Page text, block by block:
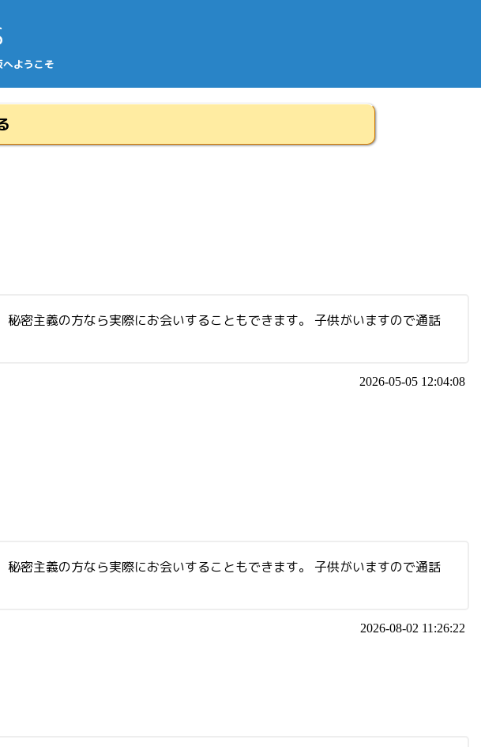
ようこそ
密主義の方なら実際にお会いすることもできます。 子供がいますので通話
2026-05-05 12:04:08
密主義の方なら実際にお会いすることもできます。 子供がいますので通話
2026-08-02 11:26:22